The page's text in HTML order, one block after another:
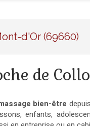
d'Or (69660)
de
bien-être
enfants,